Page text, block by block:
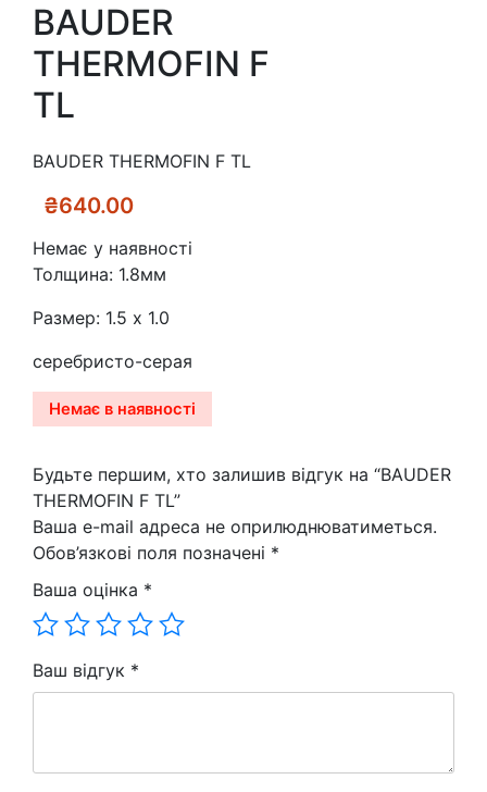
BAUDER
THERMOFIN F
TL
BAUDER THERMOFIN F TL
₴640.00
Немає у наявності
Толщина: 1.8мм
Размер: 1.5 x 1.0
серебристо-серая
Немає в наявності
Будьте першим, хто залишив відгук на “BAUDER
THERMOFIN F TL”
Ваша e-mail адреса не оприлюднюватиметься.
Обов’язкові поля позначені *
Ваша оцінка *
Ваш відгук *